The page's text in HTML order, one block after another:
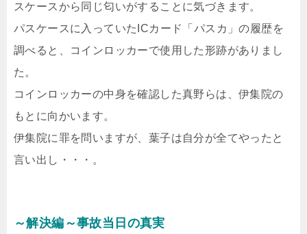
スケースから同じ匂いがすることに気づきます。
パスケースに入っていたICカード「パスカ」の履歴を
調べると、コインロッカーで使用した形跡がありまし
た。
コインロッカーの中身を確認した真野らは、伊集院の
もとに向かいます。
伊集院に罪を問いますが、葉子は自分が全てやったと
言い出し・・・。
～解決編～事故当日の真実